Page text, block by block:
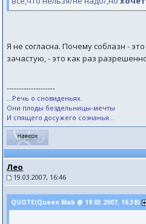
Я не согласна. Почему соблазн -
зачастую, - это как раз
--------------------
...Речь о сновиденьях.
Они плоды бездельницы-мечты
И спящего досужего сознанья...
Лео
19.03.2007, 16:46
QUOTE(Queen Mab @ 19.03.2007, 16:38)